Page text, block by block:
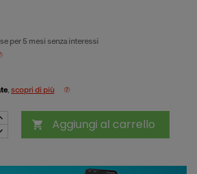
per 5 mesi senza interessi
, scopri di più
 Aggiungi al carrello